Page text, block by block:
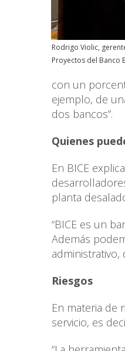
Rodrigo Violic,
Proyectos del Banco
con un
ejemplo, de
dos bancos”.
Quienes
En BICE
planta
“BICE es un
Además
administrativo,
Riesgos
En materia de
servicio, es